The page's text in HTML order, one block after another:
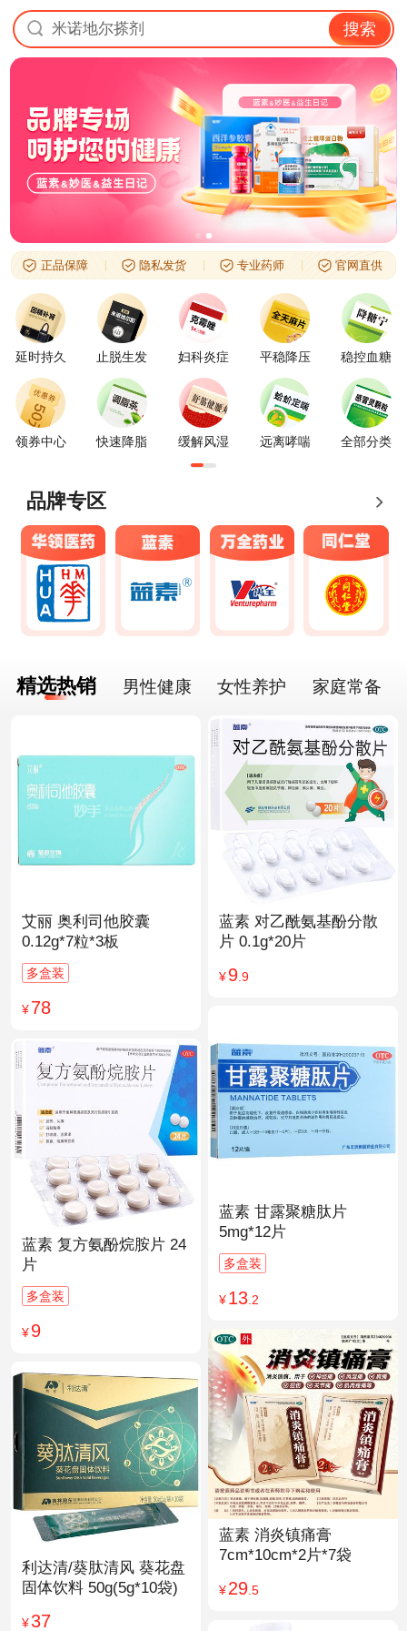
米诺地尔搽剂 搜索
正品保障 隐私发货 专业药师 官网直供
延时持久 止脱生发 妇科炎症 平稳降压 稳控血糖
领券中心 快速降脂 缓解风湿 远离哮喘 全部分类
品牌专区
精选热销 男性健康 女性养护 家庭常备
艾丽 奥利司他胶囊
0.12g*7粒*3板
多盒装
¥78
蓝素 对乙酰氨基酚分散
片 0.1g*20片
¥9.9
蓝素 甘露聚糖肽片
5mg*12片
多盒装
¥13.2
蓝素 复方氨酚烷胺片 24
片
多盒装
¥9
蓝素 消炎镇痛膏
7cm*10cm*2片*7袋
¥29.5
利达清/葵肽清风 葵花盘
固体饮料 50g(5g*10袋)
¥37